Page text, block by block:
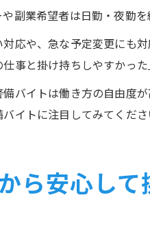
副業希望者は日勤・夜勤
対応や、急な予定変更にも
事と掛け持ちしやすかっ
備バイトは働き方の自由度
イトに注目してみてくださ
ら安心し